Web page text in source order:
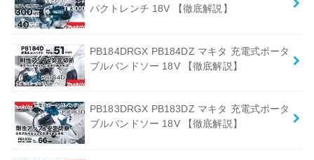
パクトレンチ 18V 【徹底解説】
PB184DRGX PB184DZ マキタ 充電式ポータ
ブルバンドソー 18V 【徹底解説】
PB183DRGX PB183DZ マキタ 充電式ポータ
ブルバンドソー 18V 【徹底解説】